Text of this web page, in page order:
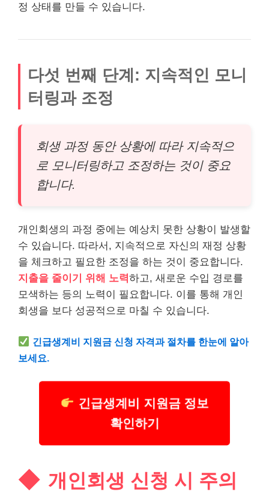
정 상태를 만들 수 있습니다.
다섯 번째 단계: 지속적인 모니
터링과 조정
회생 과정 동안 상황에 따라 지속적으
로 모니터링하고 조정하는 것이 중요
합니다.
개인회생의 과정 중에는 예상치 못한 상황이 발생할
수 있습니다. 따라서, 지속적으로 자신의 재정 상황
을 체크하고 필요한 조정을 하는 것이 중요합니다.
지출을 줄이기 위해 노력하고, 새로운 수입 경로를
모색하는 등의 노력이 필요합니다. 이를 통해 개인
회생을 보다 성공적으로 마칠 수 있습니다.
긴급생계비 지원금 신청 자격과 절차를 한눈에 알아
보세요.
긴급생계비 지원금 정보
확인하기
개인회생 신청 시 주의